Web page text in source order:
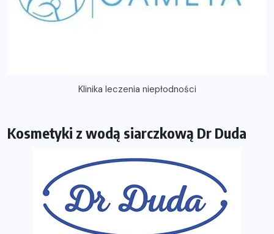
Klinika leczenia niepłodności
Kosmetyki z wodą siarczkową Dr Duda